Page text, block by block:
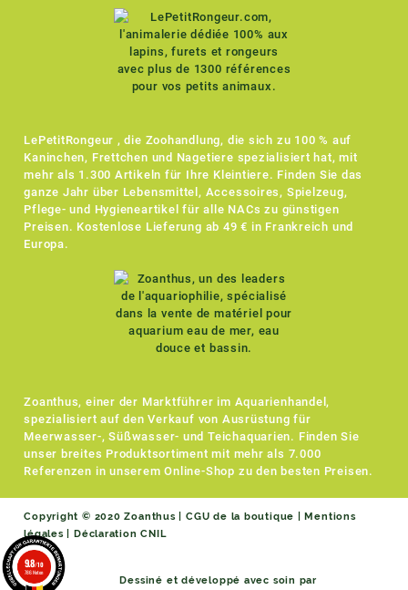
LePetitRongeur , die Zoohandlung, die sich zu 100 % auf
Kaninchen, Frettchen und Nagetiere spezialisiert hat, mit
mehr als 1.300 Artikeln für Ihre Kleintiere. Finden Sie das
ganze Jahr über Lebensmittel, Accessoires, Spielzeug,
Pflege- und Hygieneartikel für alle NACs zu günstigen
Preisen. Kostenlose Lieferung ab 49 € in Frankreich und
Europa.
Zoanthus, einer der Marktführer im Aquarienhandel,
spezialisiert auf den Verkauf von Ausrüstung für
Meerwasser-, Süßwasser- und Teichaquarien. Finden Sie
unser breites Produktsortiment mit mehr als 7.000
Referenzen in unserem Online-Shop zu den besten Preisen.
Copyright © 2020 Zoanthus |CGU de la boutique |Mentions
légales|Déclaration CNIL
Dessiné et développé avec soin par
9.8/10
786 Noten